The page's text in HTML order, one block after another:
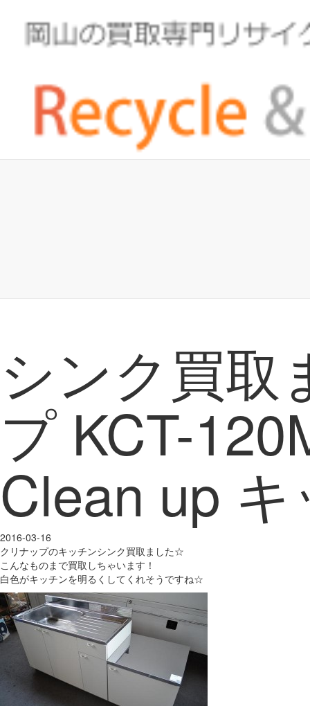
シンク買
プ KCT-
Clean up
2016-03-16
クリナップのキッチンシンク買取ました☆
こんなものまで買取しちゃいます！
白色がキッチンを明るくしてくれそうですね☆